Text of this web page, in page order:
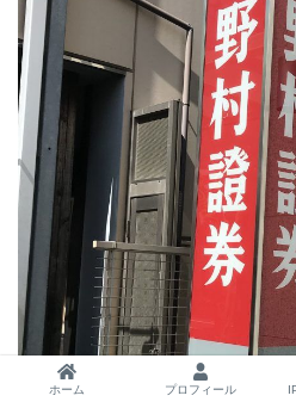
ホーム プロフィール